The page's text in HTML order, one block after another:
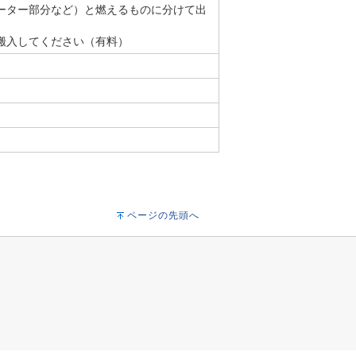
ー部分など）と燃えるものに分けて出
してください（有料）
ページの先頭へ